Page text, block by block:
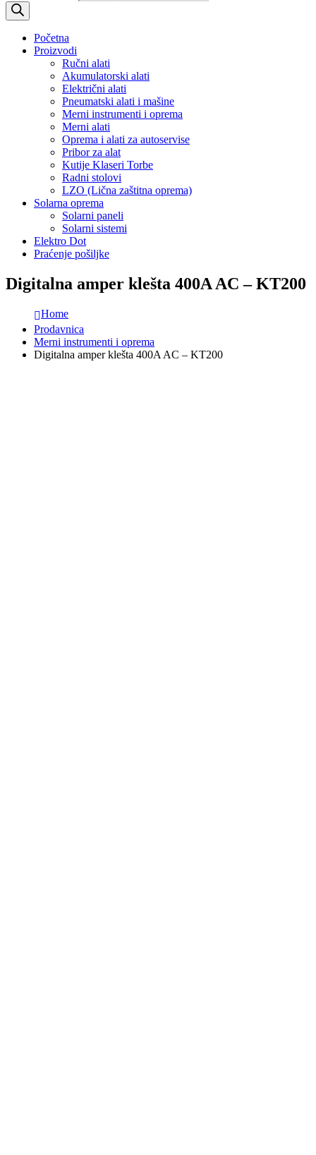
Početna
Proizvodi
Ručni alati
Akumulatorski alati
Električni alati
Pneumatski alati i mašine
Merni instrumenti i oprema
Merni alati
Oprema i alati za autoservise
Pribor za alat
Kutije Klaseri Torbe
Radni stolovi
LZO (Lična zaštitna oprema)
Solarna oprema
Solarni paneli
Solarni sistemi
Elektro Dot
Praćenje pošiljke
Digitalna amper klešta 400A AC – KT200
Home
Prodavnica
Merni instrumenti i oprema
Digitalna amper klešta 400A AC – KT200